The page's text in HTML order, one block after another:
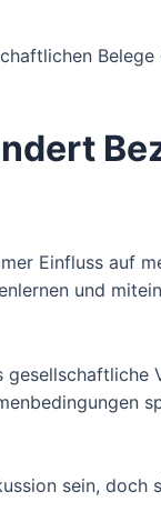
Einfluss auf
und
sein,